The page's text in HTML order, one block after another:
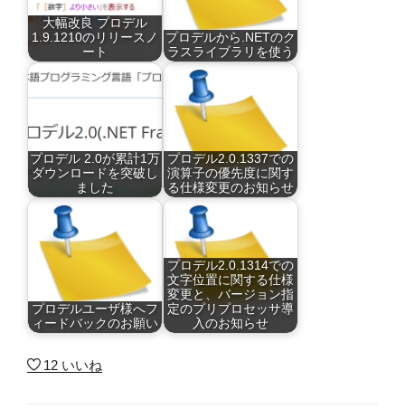
大幅改良 プロデル
1.9.1210のリリースノ
ート
プロデルから.NETのク
ラスライブラリを使う
プロデル 2.0が累計1万
ダウンロードを突破し
ました
プロデル2.0.1337での
演算子の優先度に関す
る仕様変更のお知らせ
プロデルユーザ様へフ
ィードバックのお願い
プロデル2.0.1314での
文字位置に関する仕様
変更と、バージョン指
定のプリプロセッサ導
入のお知らせ
12 いいね